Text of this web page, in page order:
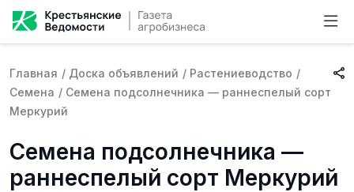
Главная / Доска объявлений / Растениеводство /
Семена / Семена подсолнечника — раннеспелый сорт
Меркурий
Семена подсолнечника —
раннеспелый сорт Меркурий